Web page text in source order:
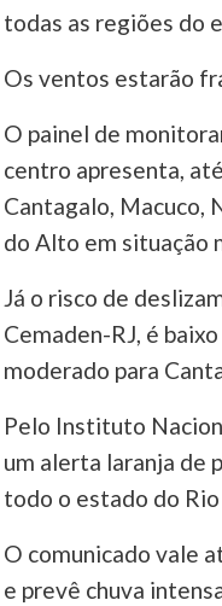
todas as regiões do
Os ventos estarão
O painel de
centro apresenta,
Cantagalo, Macuco,
do Alto em situação
Já o risco de
Cemaden-RJ, é
moderado para
Pelo Instituto
um alerta laranja de
todo o estado do
O comunicado vale
e prevê chuva